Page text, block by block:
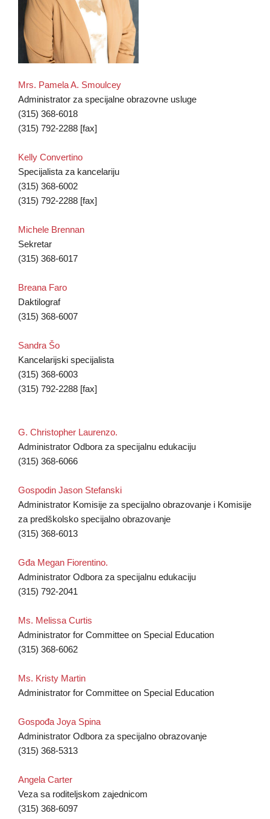
Mrs. Pamela A. Smoulcey
Administrator za specijalne obrazovne usluge
(315) 368-6018
(315) 792-2288 [fax]
Kelly Convertino
Specijalista za kancelariju
(315) 368-6002
(315) 792-2288 [fax]
Michele Brennan
Sekretar
(315) 368-6017
Breana Faro
Daktilograf
(315) 368-6007
Sandra Šo
Kancelarijski specijalista
(315) 368-6003
(315) 792-2288 [fax]
G. Christopher Laurenzo.
Administrator Odbora za specijalnu edukaciju
(315) 368-6066
Gospodin Jason Stefanski
Administrator Komisije za specijalno obrazovanje i Komisije
za predškolsko specijalno obrazovanje
(315) 368-6013
Gđa Megan Fiorentino.
Administrator Odbora za specijalnu edukaciju
(315) 792-2041
Ms. Melissa Curtis
Administrator for Committee on Special Education
(315) 368-6062
Ms. Kristy Martin
Administrator for Committee on Special Education
Gospođa Joya Spina
Administrator Odbora za specijalno obrazovanje
(315) 368-5313
Angela Carter
Veza sa roditeljskom zajednicom
(315) 368-6097